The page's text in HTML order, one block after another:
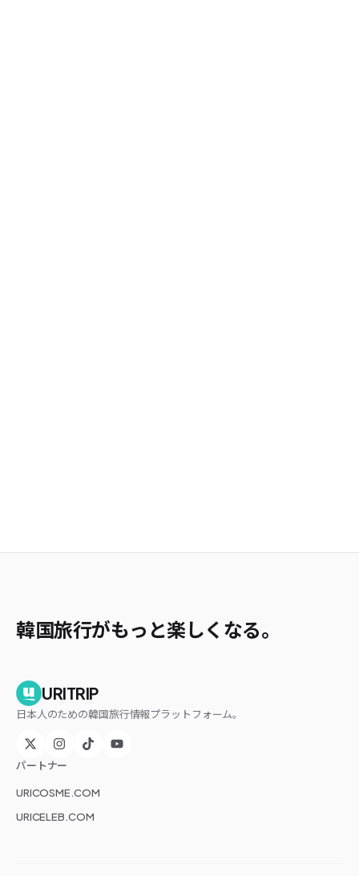
韓国旅行がもっと楽しくなる。
URITRIP
日本人のための韓国旅行情報プラットフォーム。
パートナー
URICOSME.COM
URICELEB.COM